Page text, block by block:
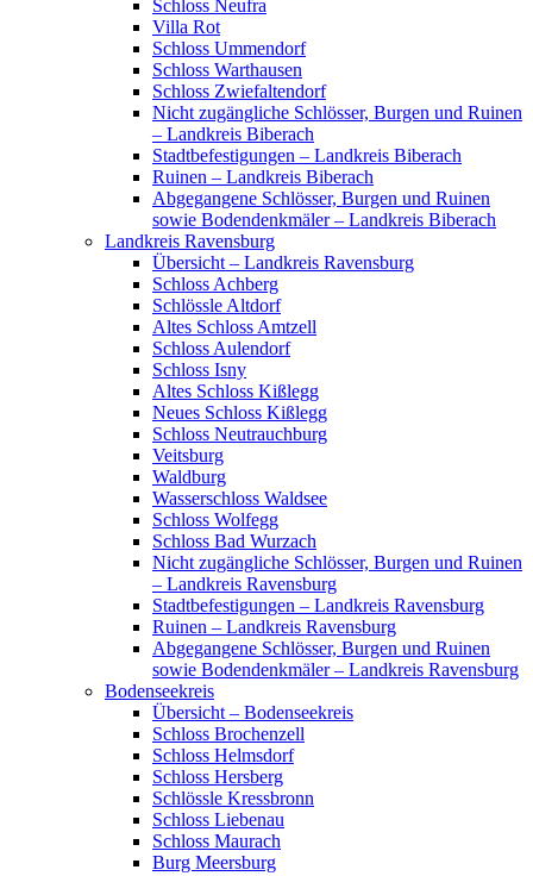
Schloss Neufra
Villa Rot
Schloss Ummendorf
Schloss Warthausen
Schloss Zwiefaltendorf
Nicht zugängliche Schlösser, Burgen und Ruinen
– Landkreis Biberach
Stadtbefestigungen – Landkreis Biberach
Ruinen – Landkreis Biberach
Abgegangene Schlösser, Burgen und Ruinen
sowie Bodendenkmäler – Landkreis Biberach
Landkreis Ravensburg
Übersicht – Landkreis Ravensburg
Schloss Achberg
Schlössle Altdorf
Altes Schloss Amtzell
Schloss Aulendorf
Schloss Isny
Altes Schloss Kißlegg
Neues Schloss Kißlegg
Schloss Neutrauchburg
Veitsburg
Waldburg
Wasserschloss Waldsee
Schloss Wolfegg
Schloss Bad Wurzach
Nicht zugängliche Schlösser, Burgen und Ruinen
– Landkreis Ravensburg
Stadtbefestigungen – Landkreis Ravensburg
Ruinen – Landkreis Ravensburg
Abgegangene Schlösser, Burgen und Ruinen
sowie Bodendenkmäler – Landkreis Ravensburg
Bodenseekreis
Übersicht – Bodenseekreis
Schloss Brochenzell
Schloss Helmsdorf
Schloss Hersberg
Schlössle Kressbronn
Schloss Liebenau
Schloss Maurach
Burg Meersburg